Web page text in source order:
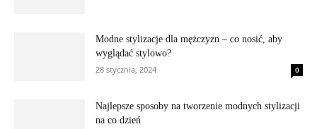
Modne stylizacje dla mężczyzn – co nosić, aby
wyglądać stylowo?
28 stycznia, 2024
0
Najlepsze sposoby na tworzenie modnych stylizacji
na co dzień